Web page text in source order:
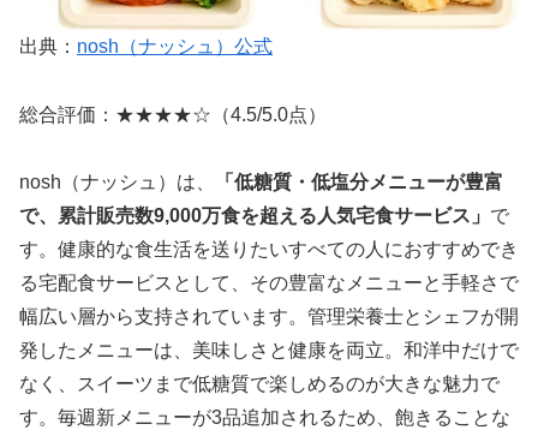
出典： nosh（ナッシュ）公式
総合評価：★★★★☆（4.5/5.0点）
nosh（ナッシュ）は、
「低糖質・低塩分メニューが豊富
で、累計販売数9,000万食を超える人気宅食サービス」 で
す。健康的な食生活を送りたいすべての人におすすめでき
る宅配食サービスとして、その豊富なメニューと手軽さで
幅広い層から支持されています。管理栄養士とシェフが開
発したメニューは、美味しさと健康を両立。和洋中だけで
なく、スイーツまで低糖質で楽しめるのが大きな魅力で
す。毎週新メニューが3品追加されるため、飽きることな